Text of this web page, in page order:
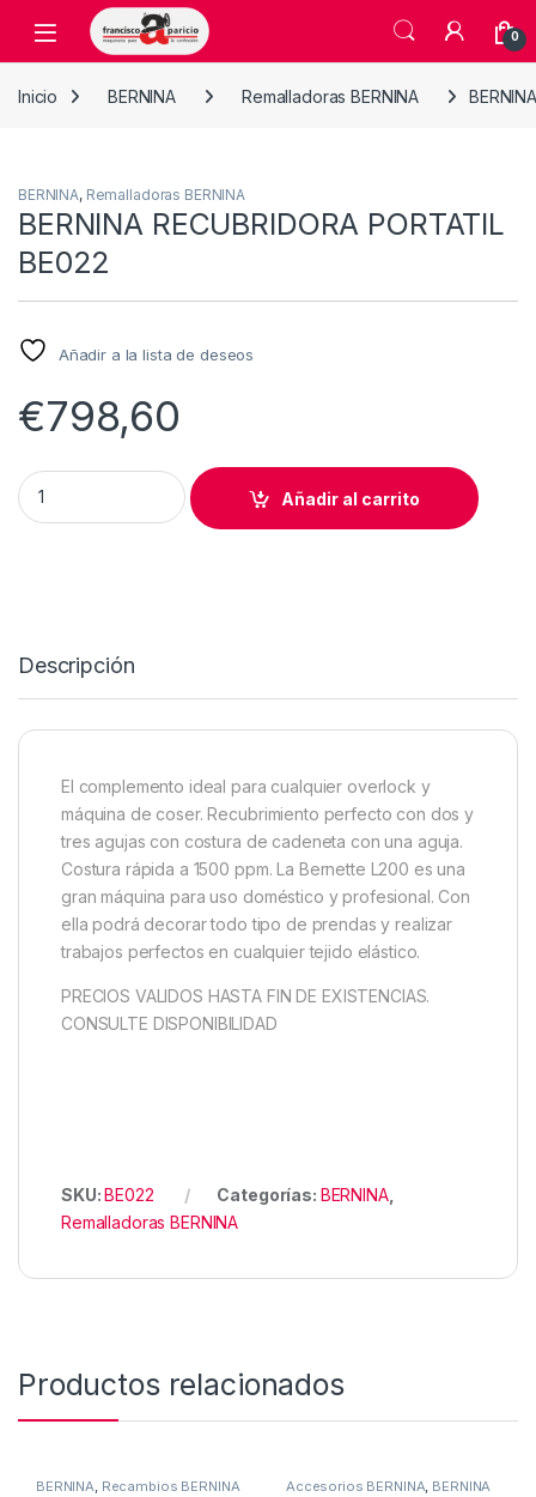
Skip to navigation
Skip to content
Open 0
Inicio BERNINA Remalladoras BERNINA
BERNINA, Remalladoras BERNINA
BERNINA RECUBRIDORA PORTATIL
BE022
Añadir a la lista de deseos
€798,60
BERNINA RECUBRIDORA PORTATIL BE022 quantity
Añadir al carrito
Descripción
El complemento ideal para cualquier overlock y
máquina de coser. Recubrimiento perfecto con dos y
tres agujas con costura de cadeneta con una aguja.
Costura rápida a 1500 ppm. La Bernette L200 es una
gran máquina para uso doméstico y profesional. Con
ella podrá decorar todo tipo de prendas y realizar
trabajos perfectos en cualquier tejido elástico.
PRECIOS VALIDOS HASTA FIN DE EXISTENCIAS.
CONSULTE DISPONIBILIDAD
SKU:BE022 Categorías: BERNINA,
Remalladoras BERNINA
Productos relacionados
BERNINA Recambios BERNINA Accesorios BERNINA BERNINA